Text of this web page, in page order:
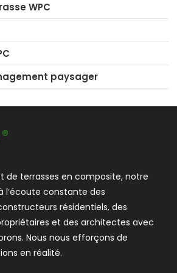
WPC
paysager
de terrasses en composite, notre
l’écoute constante des
résidentiels, des
et des architectes avec
Nous nous efforçons de
en réalité.